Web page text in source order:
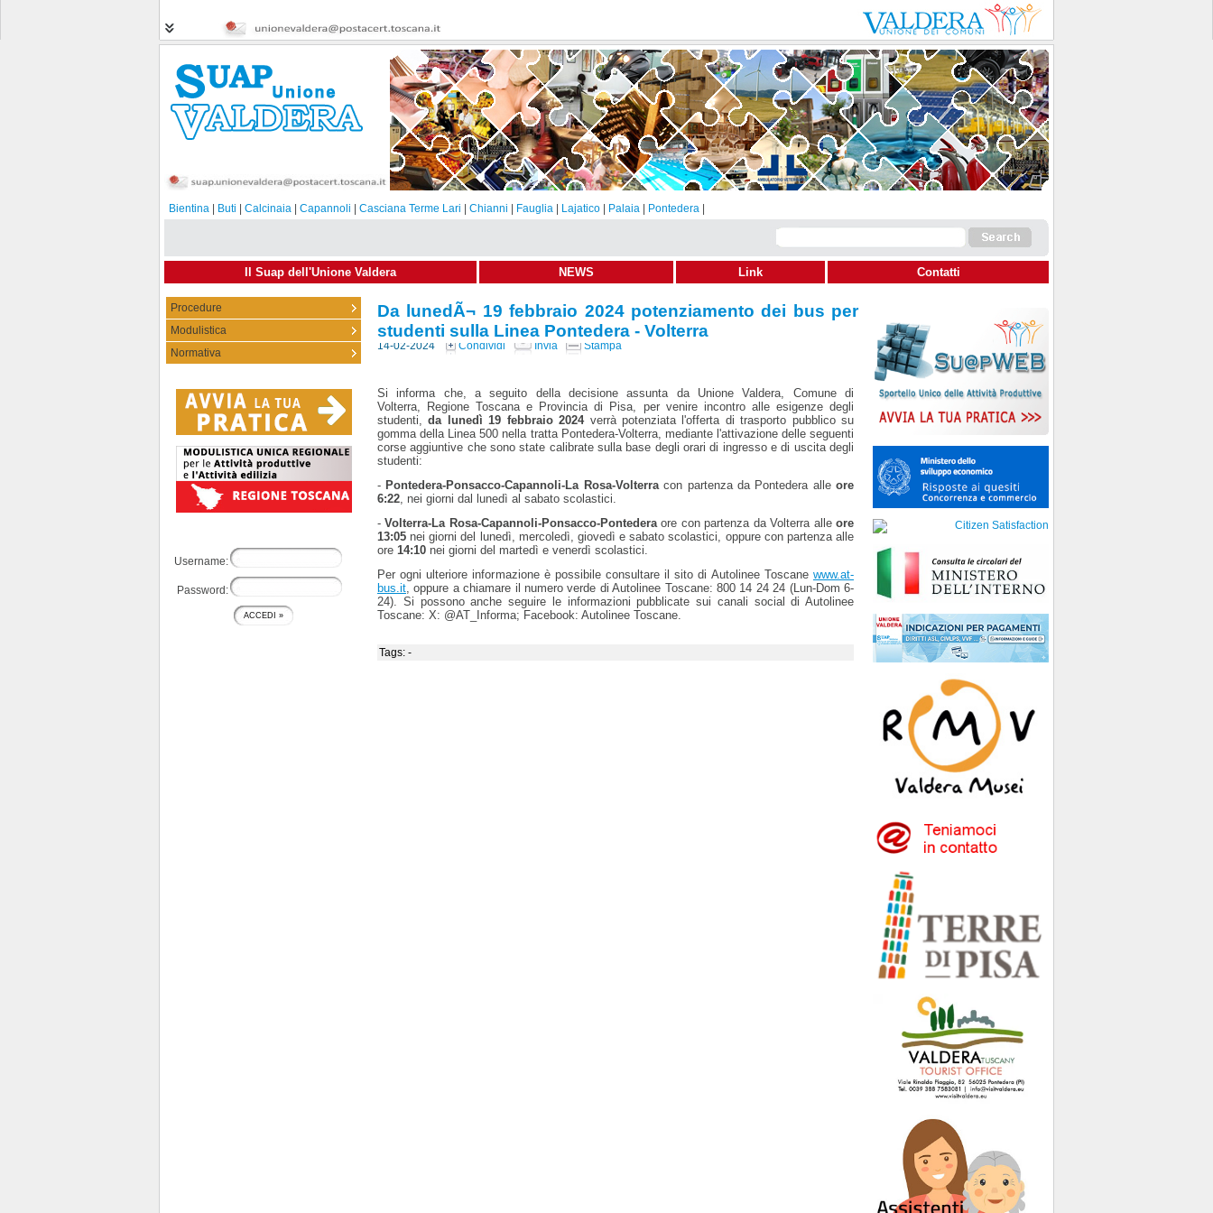
Bientina Buti Calcinaia Capannoli Casciana Terme Lari Chianni Fauglia Lajatico Palaia Pontedera
Il Suap dell'Unione Valdera NEWS Link Contatti
Procedure
Modulistica
Normativa
Username:
Password:
Da lunedÃ¬ 19 febbraio 2024 potenziamento dei bus per
studenti sulla Linea Pontedera - Volterra
14-02-2024 Condividi Invia Stampa
Si informa che, a seguito della decisione assunta da Unione Valdera, Comune di
Volterra, Regione Toscana e Provincia di Pisa, per venire incontro alle esigenze degli
studenti,da lunedì 19 febbraio 2024verrà potenziata l'offerta di trasporto pubblico su
gomma della Linea 500 nella tratta Pontedera-Volterra, mediante l'attivazione delle seguenti
corse aggiuntive che sono state calibrate sulla base degli orari di ingresso e di uscita degli
studenti:
- Pontedera-Ponsacco-Capannoli-La Rosa-Volterracon partenza da Pontedera alle ore
6:22, nei giorni dal lunedì al sabato scolastici.
-Volterra-La Rosa-Capannoli-Ponsacco-Pontederaore con partenza da Volterra alleore
13:05 nei giorni del lunedì, mercoledì, giovedì e sabato scolastici, oppure con partenza alle
ore 14:10 nei giorni del martedì e venerdì scolastici.
Per ogni ulteriore informazione è possibile consultare il sito di Autolinee Toscane www.at-
bus.it, oppure a chiamare il numero verde di Autolinee Toscane: 800 14 24 24 (Lun-Dom 6-
24). Si possono anche seguire le informazioni pubblicate sui canali social di Autolinee
Toscane: X: @AT_Informa; Facebook: Autolinee Toscane.
Tags: -